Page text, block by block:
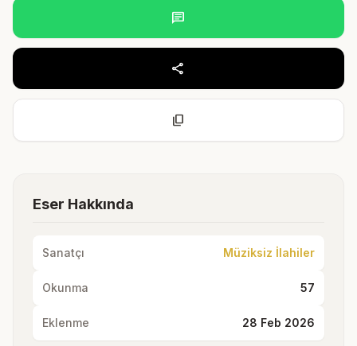
chat
share
content_copy
Eser Hakkında
Sanatçı Müziksiz İlahiler
Okunma 57
Eklenme 28 Feb 2026